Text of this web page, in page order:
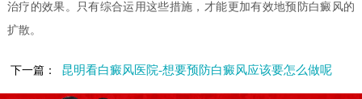
治疗的效果。只有综合运用这些措施，才能更加有效地预防白癜风的
扩散。
下一篇： 昆明看白癜风医院-想要预防白癜风应该要怎么做呢